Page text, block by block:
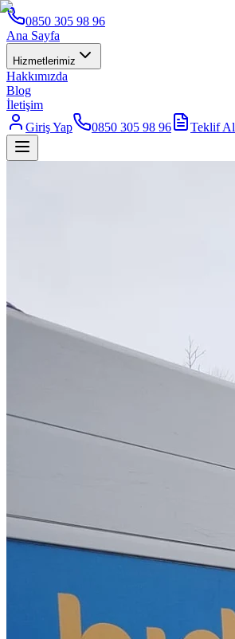
0850 305 98 96
Ana Sayfa
Hizmetlerimiz
Hakkımızda
Blog
İletişim
Giriş Yap
0850 305 98 96 Teklif Al